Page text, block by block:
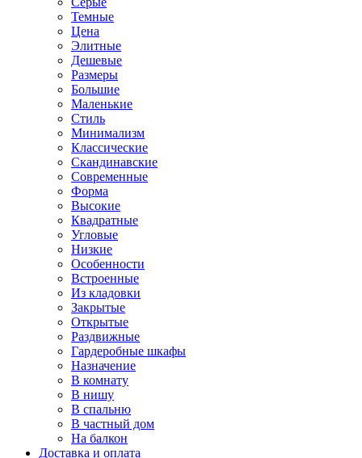
Темные
Цена
Элитные
Дешевые
Размеры
Большие
Маленькие
Стиль
Минимализм
Классические
Скандинавские
Современные
Форма
Высокие
Квадратные
Угловые
Низкие
Особенности
Встроенные
Из кладовки
Закрытые
Открытые
Раздвижные
Гардеробные шкафы
Назначение
В комнату
В нишу
В спальню
В частный дом
На балкон
Доставка и оплата